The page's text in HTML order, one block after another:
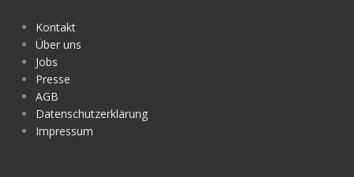
Kontakt
Über uns
Jobs
Presse
AGB
Datenschutzerklärung
Impressum